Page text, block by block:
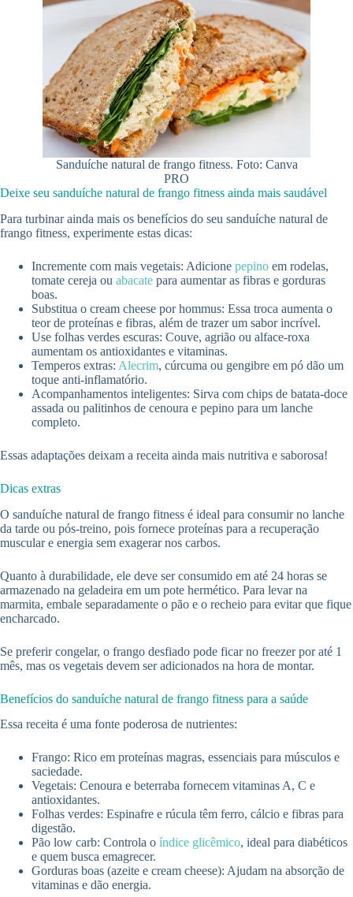
Sanduíche natural de frango fitness. Foto: Canva
PRO
Deixe seu sanduíche natural de frango fitness ainda mais saudável
Para turbinar ainda mais os benefícios do seu sanduíche natural de
frango fitness, experimente estas dicas:
Incremente com mais vegetais: Adicione pepino em rodelas,
tomate cereja ou abacate para aumentar as fibras e gorduras
boas.
Substitua o cream cheese por hommus: Essa troca aumenta o
teor de proteínas e fibras, além de trazer um sabor incrível.
Use folhas verdes escuras: Couve, agrião ou alface-roxa
aumentam os antioxidantes e vitaminas.
Temperos extras: Alecrim, cúrcuma ou gengibre em pó dão um
toque anti-inflamatório.
Acompanhamentos inteligentes: Sirva com chips de batata-doce
assada ou palitinhos de cenoura e pepino para um lanche
completo.
Essas adaptações deixam a receita ainda mais nutritiva e saborosa!
Dicas extras
O sanduíche natural de frango fitness é ideal para consumir no lanche
da tarde ou pós-treino, pois fornece proteínas para a recuperação
muscular e energia sem exagerar nos carbos.
Quanto à durabilidade, ele deve ser consumido em até 24 horas se
armazenado na geladeira em um pote hermético. Para levar na
marmita, embale separadamente o pão e o recheio para evitar que fique
encharcado.
Se preferir congelar, o frango desfiado pode ficar no freezer por até 1
mês, mas os vegetais devem ser adicionados na hora de montar.
Benefícios do sanduíche natural de frango fitness para a saúde
Essa receita é uma fonte poderosa de nutrientes:
Frango: Rico em proteínas magras, essenciais para músculos e
saciedade.
Vegetais: Cenoura e beterraba fornecem vitaminas A, C e
antioxidantes.
Folhas verdes: Espinafre e rúcula têm ferro, cálcio e fibras para
digestão.
Pão low carb: Controla o índice glicêmico, ideal para diabéticos
e quem busca emagrecer.
Gorduras boas (azeite e cream cheese): Ajudam na absorção de
vitaminas e dão energia.